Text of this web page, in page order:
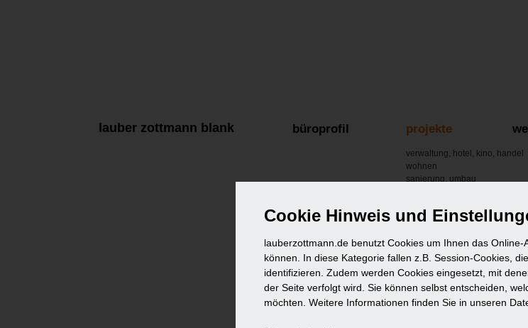
Cookie Hinweis und
lauberzottmann.de benutzt Cookies um Ihnen das Online-
können. In diese Kategorie fallen z.B. Session-Cookies,
identifizieren. Zudem werden Cookies eingesetzt, mit
der Seite verfolgt wird. Sie können selbst entscheiden,
möchten. Weitere Informationen finden Sie in unseren
lauber zottmann blank büroprofil projekte
verwaltung, hotel, kino, handel
wohnen
sanierung, umbau